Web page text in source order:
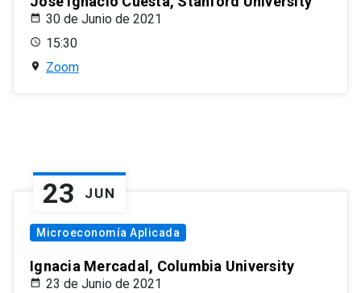
30 de Junio de 2021
15:30
Zoom
23 JUN
Microeconomía Aplicada
Ignacia Mercadal, Columbia University
23 de Junio de 2021